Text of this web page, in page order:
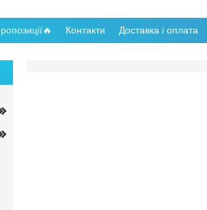
Контакти Доставка і оплата